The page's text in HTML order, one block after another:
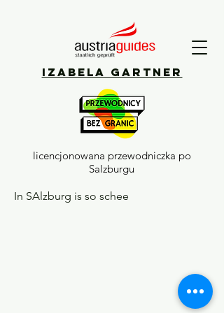
Izabela Gartner
licencjonowana przewodniczka po
Salzburgu
In SAlzburg is so schee